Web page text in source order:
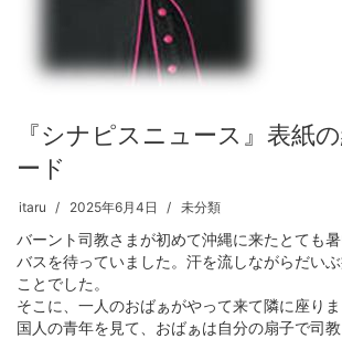
『シナピスニュース』表紙
ード
itaru 2025年6月4日 未分類
バーント司教さまが初めて沖縄に来たとても
バスを待っていました。汗を流しながらだい
ことでした。
そこに、一人のおばぁがやって来て隣に座り
国人の青年を見て、おばぁは自分の扇子で司